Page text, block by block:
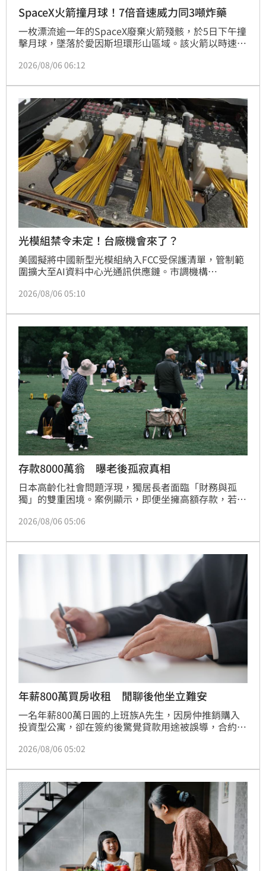
SpaceX火箭撞月球！7倍音速威力同3噸炸藥
一枚漂流逾一年的SpaceX廢棄火箭殘骸，於5日下午撞
擊月球，墜落於愛因斯坦環形山區域。該火箭以時速
尺寬隕石坑。由於撞擊閃光微弱，肉眼難以察覺，但產
火箭撞月事件，引發科學界對太空垃圾威脅的關注。專
家指出，透過研究此次撞擊，能進一步評估碎片對未來
登月太空人的潛在危險，同時也再次提醒全球，
2026/08/06 06:12
光模組禁令未定！台廠機會來了？
美國擬將中國新型光模組納入FCC受保護清單，管制範
圍擴大至AI資料中心光通訊供應鏈。市調機構
期內美系雲端業者難以完全脫鉤，若禁令落地恐引發斷
面臨內需過剩壓力，而具備先進封裝與矽光子技術優勢
的台灣，有望加速與美系ASIC平台整合，成為串聯全
球光通訊供應鏈的關鍵樞紐，緩解美方對於關鍵零組件
的依賴風險。
2026/08/06 05:10
存款8000萬翁 曝老後孤寂真相
日本高齡化社會問題浮現，獨居長者面臨「財務與孤
獨」的雙重困境。案例顯示，即便坐擁高額存款，若缺
活拮据卻無力求援，陷於隱性貧困。專家指出，日本單
活品質。建議獨居長者善用資產，透過訂閱電力監測、
保全系統或入住照護機構，保障生命安全。與其糾結於
過往選擇，不如將資產轉化為充實晚年的動力，積極面
對獨居時代的挑戰，讓退休生活不再只是冰冷的數字堆
疊，而是能獲得實質尊嚴與關懷的關鍵課題。
2026/08/06 05:06
年薪800萬買房收租 閒聊後他坐立難安
一名年薪800萬日圓的上班族A先生，因房仲推銷購入
投資型公寓，卻在簽約後驚覺貸款用途被誤導，合約載
際不符恐違反金融規範，甚至面臨銀行要求一次清償或
責任。A先生最終選擇認賠300萬日圓出售房產，以維
護信用紀錄，避免未來申貸受阻。此案例警示投資人，
簽署合約前務必詳閱條款，切勿聽信業務員口頭承諾，
以免落入詐騙風險，賠了資產又影響金融信譽。
2026/08/06 05:02